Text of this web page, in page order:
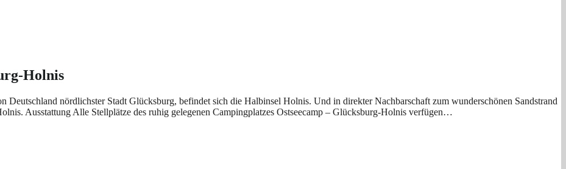
Holnis
nördlichster Stadt Glücksburg, befindet sich die Halbinsel Holnis. Und in direkter Nachbarschaft zum wunderschönen Sandstrand
Ausstattung Alle Stellplätze des ruhig gelegenen Campingplatzes Ostseecamp – Glücksburg-Holnis verfügen…